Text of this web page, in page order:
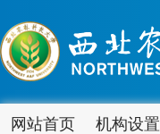
网站首页 机构设置